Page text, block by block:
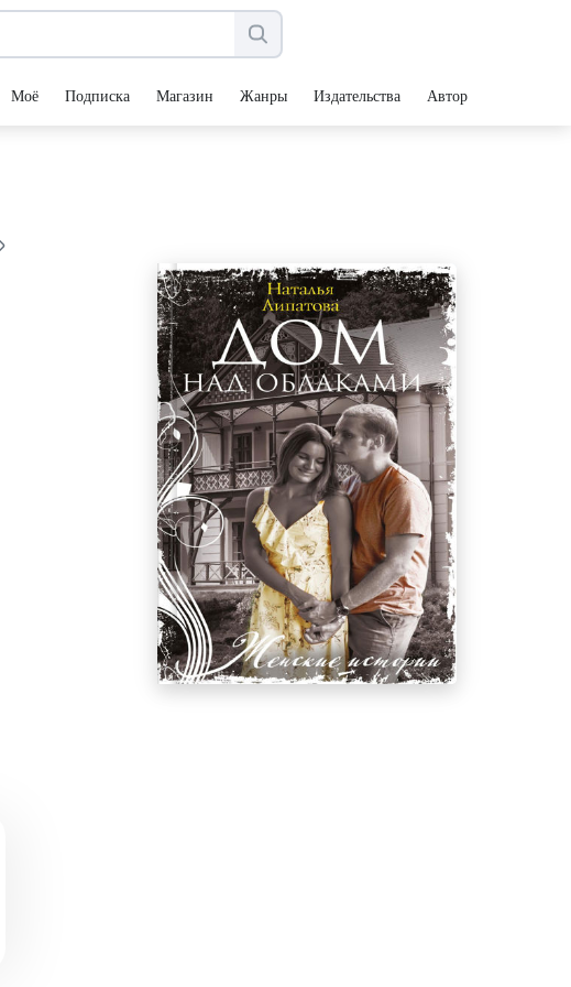
Моё Подписка Магазин Жанры Издательства Авторы